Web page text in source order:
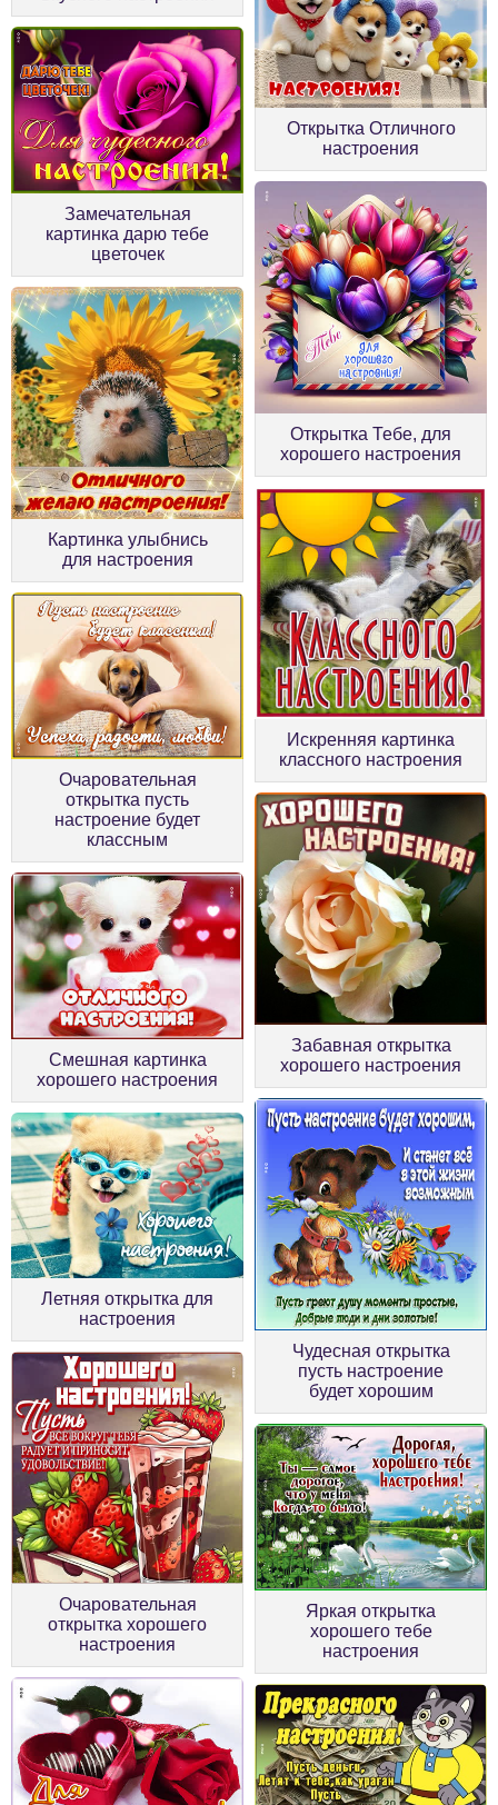
Замечательная
картинка дарю тебе
цветочек
Открытка Отличного
настроения
Картинка улыбнись
для настроения
Открытка Тебе, для
хорошего настроения
Очаровательная
открытка пусть
настроение будет
классным
Искренняя картинка
классного настроения
Смешная картинка
хорошего настроения
Забавная открытка
хорошего настроения
Летняя открытка для
настроения
Чудесная открытка
пусть настроение
будет хорошим
Очаровательная
открытка хорошего
настроения
Яркая открытка
хорошего тебе
настроения